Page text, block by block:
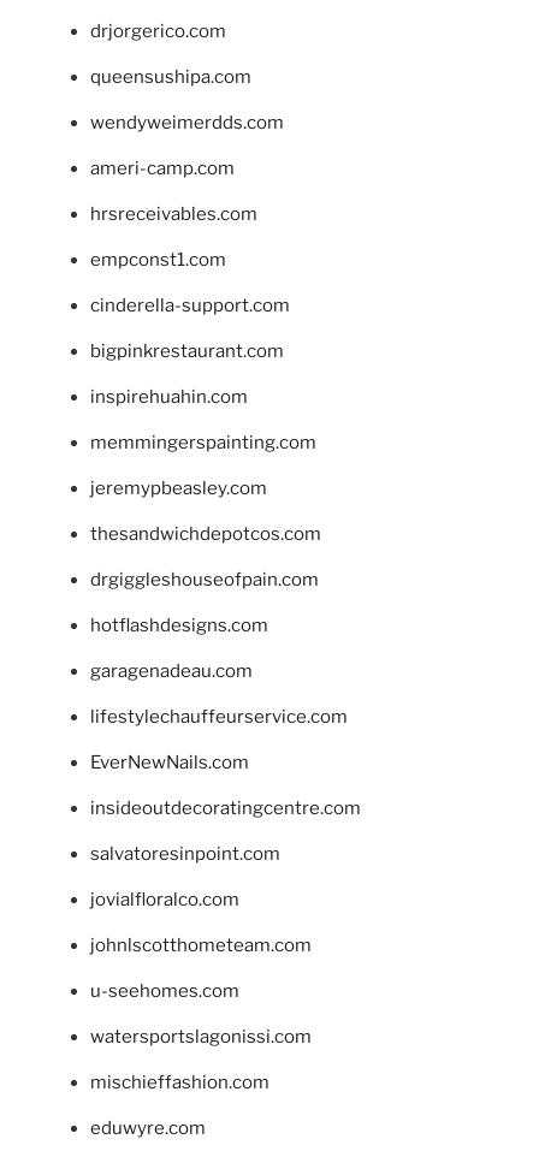
drjorgerico.com
queensushipa.com
wendyweimerdds.com
ameri-camp.com
hrsreceivables.com
empconst1.com
cinderella-support.com
bigpinkrestaurant.com
inspirehuahin.com
memmingerspainting.com
jeremypbeasley.com
thesandwichdepotcos.com
drgiggleshouseofpain.com
hotflashdesigns.com
garagenadeau.com
lifestylechauffeurservice.com
EverNewNails.com
insideoutdecoratingcentre.com
salvatoresinpoint.com
jovialfloralco.com
johnlscotthometeam.com
u-seehomes.com
watersportslagonissi.com
mischieffashion.com
eduwyre.com